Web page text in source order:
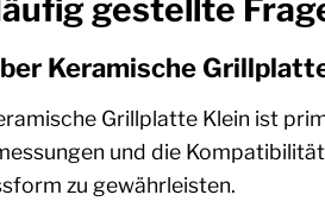
gestellte
Keramische
Grillplatte Klein ist
und die
zu gewährleisten.